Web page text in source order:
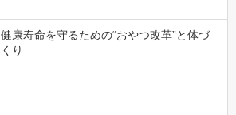
健康寿命を守るための“おやつ改革”と体づ
くり